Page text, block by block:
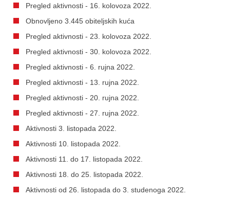
Pregled aktivnosti - 16. kolovoza 2022.
Obnovljeno 3.445 obiteljskih kuća
Pregled aktivnosti - 23. kolovoza 2022.
Pregled aktivnosti - 30. kolovoza 2022.
Pregled aktivnosti - 6. rujna 2022.
Pregled aktivnosti - 13. rujna 2022.
Pregled aktivnosti - 20. rujna 2022.
Pregled aktivnosti - 27. rujna 2022.
Aktivnosti 3. listopada 2022.
Aktivnosti 10. listopada 2022.
Aktivnosti 11. do 17. listopada 2022.
Aktivnosti 18. do 25. listopada 2022.
Aktivnosti od 26. listopada do 3. studenoga 2022.